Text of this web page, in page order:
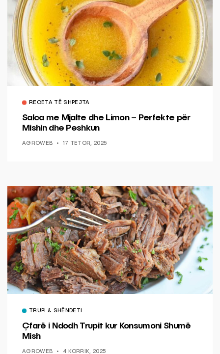
RECETA TË SHPEJTA
Salca me Mjalte dhe Limon – Perfekte për
Mishin dhe Peshkun
AGROWEB 17 TETOR, 2025
TRUPI & SHËNDETI
Çfarë i Ndodh Trupit kur Konsumoni Shumë
Mish
AGROWEB 4 KORRIK, 2025